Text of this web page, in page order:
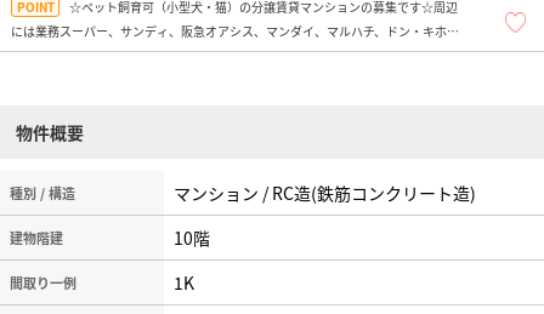
☆ペット飼育可（小型犬・猫）の分譲賃貸マンションの募集です☆周辺
には業務スーパー、サンディ、阪急オアシス、マンダイ、マルハチ、ドン・キホー
テ、十三商店街、ドラッグストア多数、飲食店多数あり便利ですよ！
物件概要
種別 / 構造 マンション / RC造(鉄筋コンクリート造)
建物階建 10階
間取り一例 1K